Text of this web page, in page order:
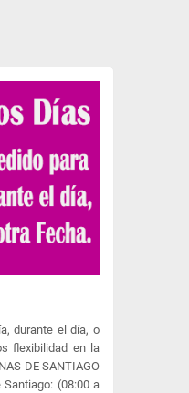
durante el día, o
flexibilidad en la
DE SANTIAGO
(08:00 a